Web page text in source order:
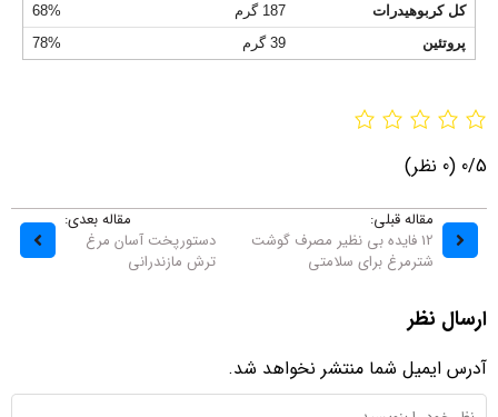
کل کربوهیدرات
187 گرم
68%
پروتئین
39 گرم 78%
0/5 (0 نظر)
مقاله قبلی:
12 فایده بی نظیر مصرف گوشت
شترمرغ برای سلامتی
مقاله بعدی:
دستورپخت آسان مرغ
ترش مازندرانی
ارسال نظر
آدرس ایمیل شما منتشر نخواهد شد.